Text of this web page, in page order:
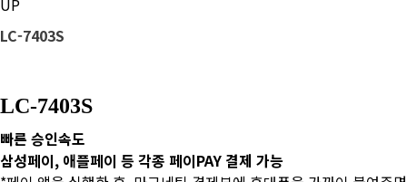
UP
LC-7403S
LC-7403S
빠른 승인속도
삼성페이, 애플페이 등 각종 페이PAY 결제 가능